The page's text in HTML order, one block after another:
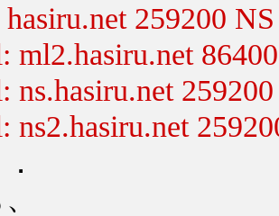
259200
ml2.hasiru.net
ns.hasiru.net
ns2.hasiru.net